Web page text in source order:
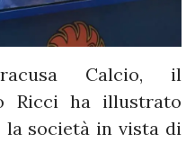
Calcio, il
Ricci ha illustrato
la società in vista di